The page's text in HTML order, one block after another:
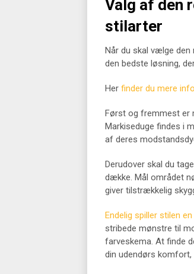
Valg af den
stilarter
Når du skal vælge
den bedste løsning,
Her finder du mere
Først og fremmest er
Markiseduge findes i
af deres
Derudover skal du
dække. Mål området
giver tilstrækkelig
Endelig spiller stilen
stribede mønstre til
farveskema. At finde
din udendørs